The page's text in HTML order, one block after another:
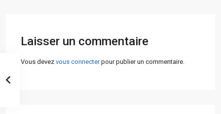
Laisser un commentaire
Vous devez vous connecterpour publier un commentaire.